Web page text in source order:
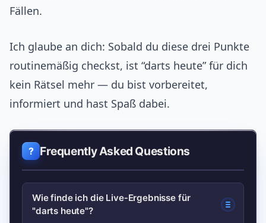
Fällen.
Ich glaube an dich: Sobald du diese drei Punkte
routinemäßig checkst, ist “darts heute” für dich
kein Rätsel mehr — du bist vorbereitet,
informiert und hast Spaß dabei.
Frequently Asked Questions
Wie finde ich die Live‑Ergebnisse für
"darts heute"?